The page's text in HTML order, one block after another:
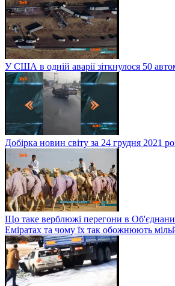
У США в одній аварії зіткнулося 50
Добірка новин світу за 24 грудня 2021
Що таке верблюжі перегони в
Еміратах та чому їх так обожнюють